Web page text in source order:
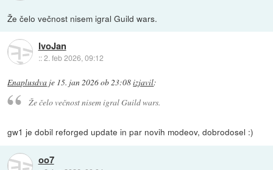
Že čelo večnost nisem igral Guild wars.
IvoJan
::2. feb 2026, 09:12
Enaplusdva je 15. jan 2026 ob 23:08izjavil:
Že čelo večnost nisem igral Guild wars.
gw1 je dobil reforged update in par novih modeov, dobrodosel :)
oo7